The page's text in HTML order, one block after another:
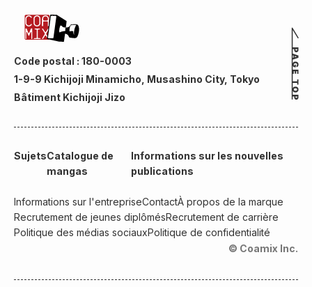
Code postal : 180-0003
1-9-9 Kichijoji Minamicho, Musashino City, Tokyo
Bâtiment Kichijoji Jizo
SujetsCatalogue de
mangas
Informations sur les nouvelles
publications
Informations sur l'entrepriseContactÀ propos de la marque
Recrutement de jeunes diplômésRecrutement de carrière
Politique des médias sociauxPolitique de confidentialité
© Coamix Inc.